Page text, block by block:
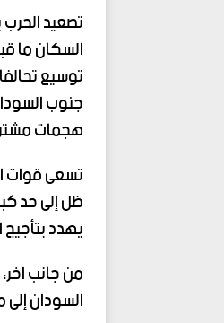
تصعيد
السكان ما
توسيع
جنوب
هجمات
تسعى قوات
ظل إلى حد
يهدد
من جانب
السودان